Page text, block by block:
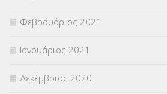
Φεβρουάριος 2021
Ιανουάριος 2021
Δεκέμβριος 2020